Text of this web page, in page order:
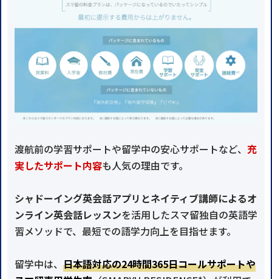
渡航前の学習サポートや留学中の安心サポートなど、 充
実したサポート内容も人気の理由です。
シャドーイング英会話アプリとネイティブ講師によるオ
ンライン英会話レッスンを活用したスマ留独自の英語学
習メソッドで、最短での語学力向上を目指せます。
留学中は、 日本語対応の24時間365日コールサポートや